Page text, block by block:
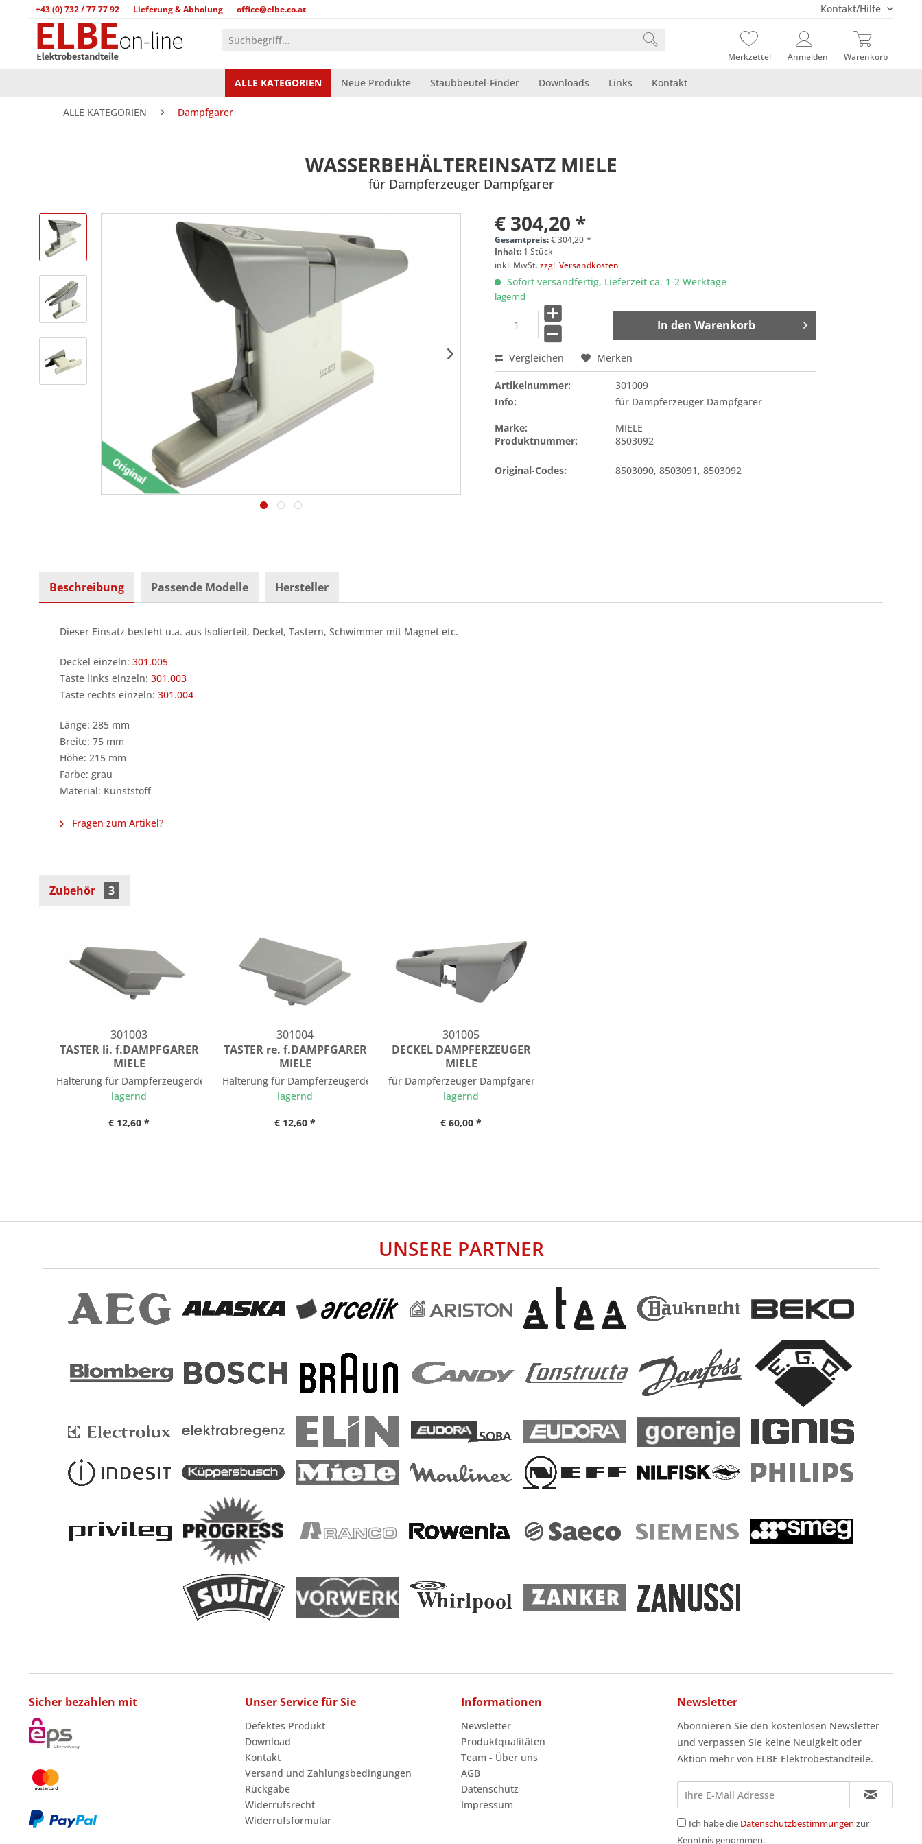
+43 (0) 732 / 77 77 92 Lieferung & Abholung office@elbe.co.at Kontakt/Hilfe
Merkzettel Anmelden Warenkorb
ALLE KATEGORIEN Neue Produkte Staubbeutel-Finder Downloads Links Kontakt
ALLE KATEGORIEN Dampfgarer
WASSERBEHÄLTEREINSATZ MIELE
für Dampferzeuger Dampfgarer
€ 304,20 *
Gesamtpreis:€304,20 *
Inhalt: 1 Stück
inkl. MwSt.zzgl. Versandkosten
Sofort versandfertig, Lieferzeit ca. 1-2 Werktage
lagernd
In den Warenkorb
Vergleichen Merken
Artikelnummer:
301009
Info:
für Dampferzeuger Dampfgarer
Marke:
MIELE
Produktnummer:
8503092
Original-Codes: 8503090, 8503091 , 8503092
Beschreibung Passende Modelle Hersteller
Dieser Einsatz besteht u.a. aus Isolierteil, Deckel, Tastern, Schwimmer mit Magnet etc.
Deckel einzeln: 301.005
Taste links einzeln: 301.003
Taste rechts einzeln: 301.004
Länge: 285 mm
Breite: 75 mm
Höhe: 215 mm
Farbe: grau
Material: Kunststoff
Fragen zum Artikel?
Zubehör 3
301003
TASTER li. f.DAMPFGARER
MIELE
Halterung für Dampferzeugerdeckel Dampfgarer
lagernd
€ 12,60 *
301004
TASTER re. f.DAMPFGARER
MIELE
Halterung für Dampferzeugerdeckel Dampfgarer
lagernd
€ 12,60 *
301005
DECKEL DAMPFERZEUGER
MIELE
für Dampferzeuger Dampfgarer
lagernd
€ 60,00 *
UNSERE PARTNER
Sicher bezahlen mit Unser Service für Sie
Defektes Produkt
Download
Kontakt
Versand und Zahlungsbedingungen
Rückgabe
Widerrufsrecht
Widerrufsformular
Informationen
Newsletter
Produktqualitäten
Team - Über uns
AGB
Datenschutz
Impressum
Newsletter
Abonnieren Sie den kostenlosen Newsletter
und verpassen Sie keine Neuigkeit oder
Aktion mehr von ELBE Elektrobestandteile.
Ich habe die Datenschutzbestimmungen zur
Kenntnis genommen.